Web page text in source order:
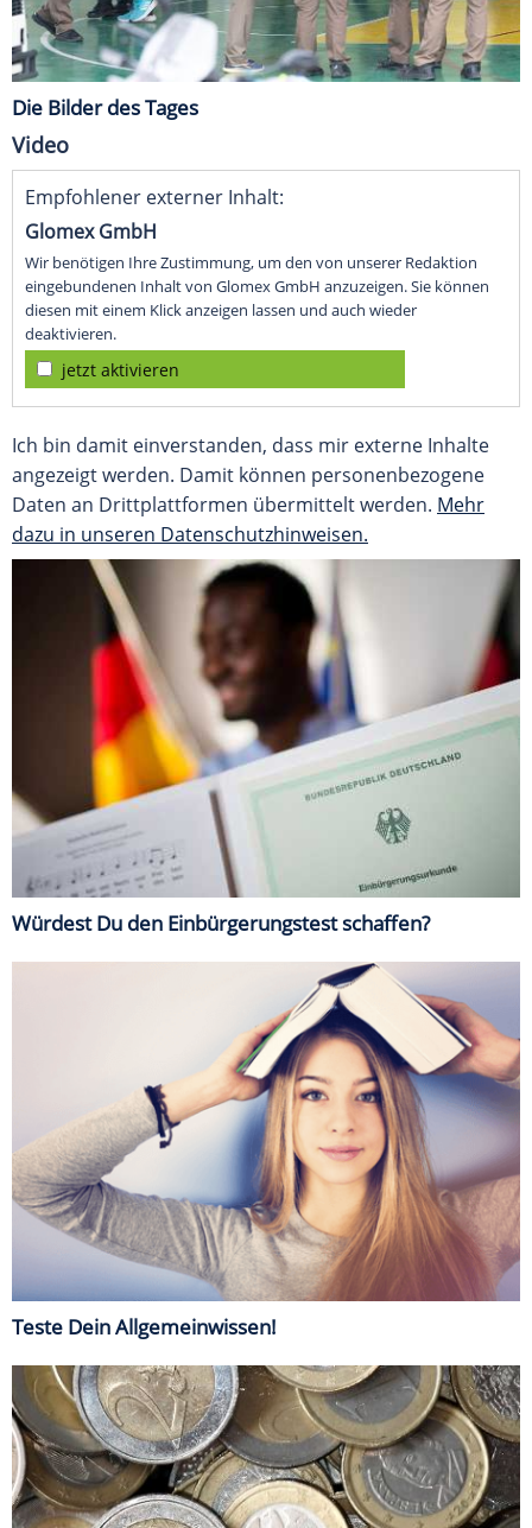
Die Bilder des Tages
Video
Empfohlener externer Inhalt:
Glomex GmbH
Wir benötigen Ihre Zustimmung, um den von unserer Redaktion
eingebundenen Inhalt von Glomex GmbH anzuzeigen. Sie können
diesen mit einem Klick anzeigen lassen und auch wieder
deaktivieren.
jetzt aktivieren
Ich bin damit einverstanden, dass mir externe Inhalte
angezeigt werden. Damit können personenbezogene
Daten an Drittplattformen übermittelt werden. Mehr
dazu in unseren Datenschutzhinweisen.
Würdest Du den Einbürgerungstest schaffen?
Teste Dein Allgemeinwissen!